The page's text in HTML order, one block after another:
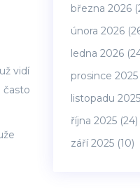
vidí
často
března 2026
února 2026
ledna 2026
prosince 2025
listopadu 2025
října 2025 (24)
září 2025 (10)